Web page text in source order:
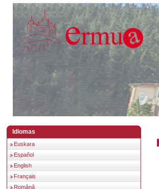
Idiomas
Euskara
Español
English
Français
Română